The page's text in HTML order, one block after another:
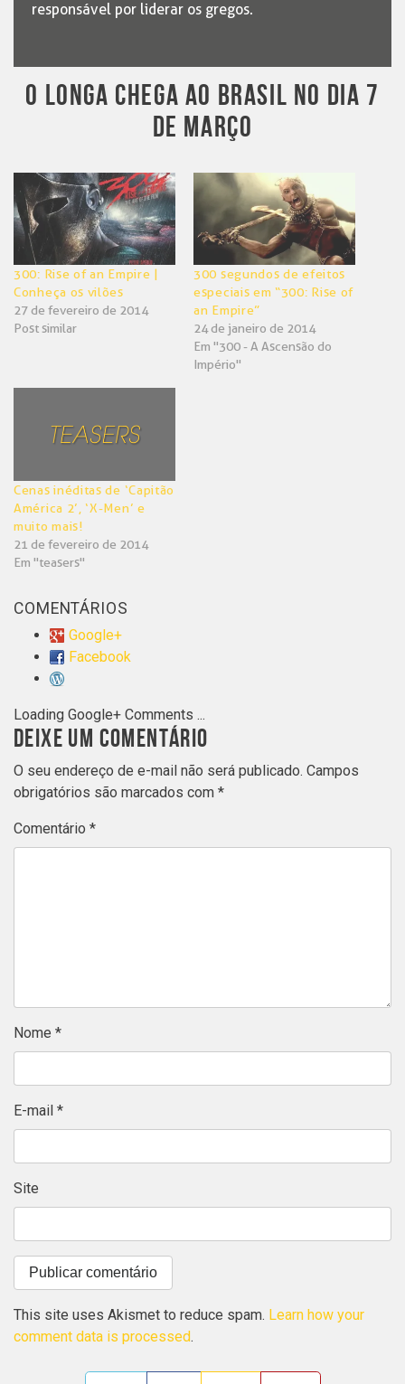
responsável por liderar os gregos.
O LONGA CHEGA AO BRASIL NO DIA 7
DE MARÇO
300: Rise of an Empire |
Conheça os vilões
27 de fevereiro de 2014
Post similar
300 segundos de efeitos
especiais em “300: Rise of
an Empire”
24 de janeiro de 2014
Em "300 - A Ascensão do
Império"
Cenas inéditas de ‘Capitão
América 2’, ‘X-Men’ e
muito mais!
21 de fevereiro de 2014
Em "teasers"
COMENTÁRIOS
Google+
Facebook
Loading Google+ Comments ...
DEIXE UM COMENTÁRIO
O seu endereço de e-mail não será publicado. Campos
obrigatórios são marcados com *
Comentário *
Nome *
E-mail *
Site
This site uses Akismet to reduce spam. Learn how your
comment data is processed.